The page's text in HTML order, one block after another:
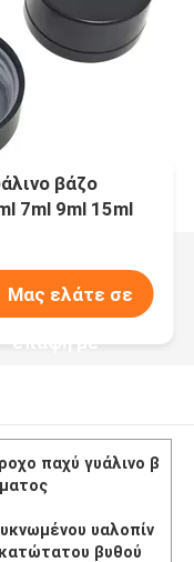
βάζο
7ml 9ml 15ml
Μας ελάτε σε
επαφή με
παχύ γυάλινο β
υαλοπίν
βυθού